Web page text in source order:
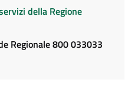
della Regione
Regionale 800 033033